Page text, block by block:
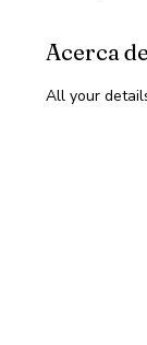
Acerca
All your